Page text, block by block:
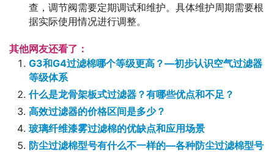
查，调节阀需要定期调试和维护。具体维护周期需要根
据实际使用情况进行调整。
其他网友还看了：
G3和G4过滤棉哪个等级更高？—初步认识空气过滤器
等级体系
什么是龙骨架板式过滤器？有哪些优点和不足？
高效过滤器的价格区间是多少？
玻璃纤维漆雾过滤棉的优缺点和应用场景
防尘过滤棉型号有什么不一样的—各种防尘过滤棉型号